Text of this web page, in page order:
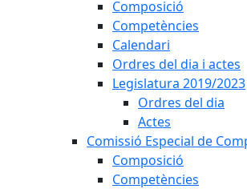
Composició
Competències
Calendari
Ordres del dia i actes
Legislatura 2019/2023
Ordres del dia
Actes
Comissió Especial de
Composició
Competències